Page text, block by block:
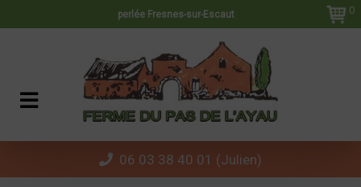
perlée Fresnes-sur-Escaut 0
06 03 38 40 01 (Julien)
Panneau de gestion des cookies